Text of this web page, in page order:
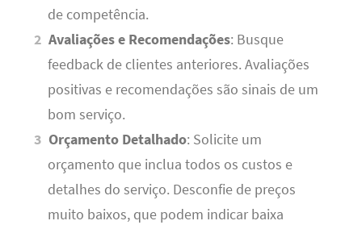
de competência.
Avaliações e Recomendações: Busque
feedback de clientes anteriores. Avaliações
positivas e recomendações são sinais de um
bom serviço.
Orçamento Detalhado: Solicite um
orçamento que inclua todos os custos e
detalhes do serviço. Desconfie de preços
muito baixos, que podem indicar baixa